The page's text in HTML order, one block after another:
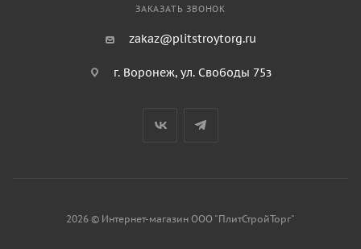
ЗАКАЗАТЬ ЗВОНОК
zakaz@plitstroytorg.ru
г. Воронеж, ул. Свободы 75з
2026 © Интернет-магазин ООО "ПлитСтройТорг"